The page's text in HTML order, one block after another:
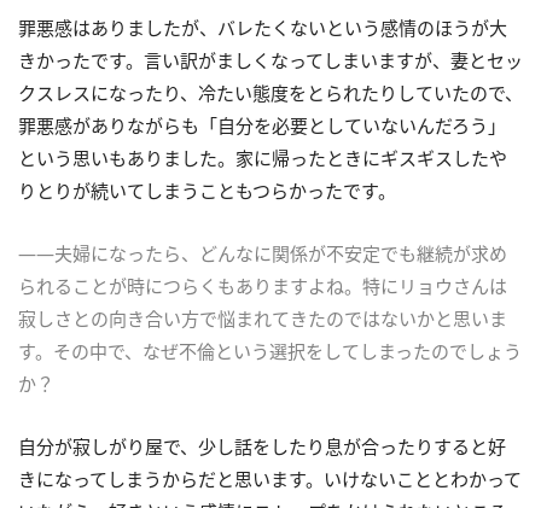
罪悪感はありましたが、バレたくないという感情のほうが大
きかったです。言い訳がましくなってしまいますが、妻とセッ
クスレスになったり、冷たい態度をとられたりしていたので、
罪悪感がありながらも「自分を必要としていないんだろう」
という思いもありました。家に帰ったときにギスギスしたや
りとりが続いてしまうこともつらかったです。
――夫婦になったら、どんなに関係が不安定でも継続が求め
られることが時につらくもありますよね。特にリョウさんは
寂しさとの向き合い方で悩まれてきたのではないかと思いま
す。その中で、なぜ不倫という選択をしてしまったのでしょう
か？
自分が寂しがり屋で、少し話をしたり息が合ったりすると好
きになってしまうからだと思います。いけないこととわかって